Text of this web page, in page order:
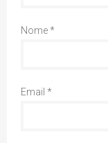
Nome*
Email *